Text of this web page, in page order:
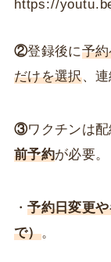
https://
②登録後に予
だけを選択、
③ワクチンは
前予約が必要。
・予約日変更
で）。